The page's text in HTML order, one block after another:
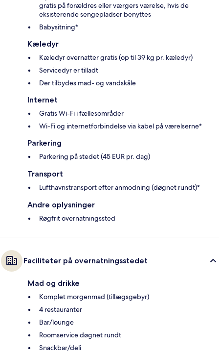
gratis på forældres eller værgers værelse, hvis de
eksisterende sengepladser benyttes
Babysitning*
Kæledyr
Kæledyr overnatter gratis (op til 39 kg pr. kæledyr)
Servicedyr er tilladt
Der tilbydes mad- og vandskåle
Internet
Gratis Wi-Fi i fællesområder
Wi-Fi og internetforbindelse via kabel på værelserne*
Parkering
Parkering på stedet (45 EUR pr. dag)
Transport
Lufthavnstransport efter anmodning (døgnet rundt)*
Andre oplysninger
Røgfrit overnatningssted
Faciliteter på overnatningsstedet
Mad og drikke
Komplet morgenmad (tillægsgebyr)
4 restauranter
Bar/lounge
Roomservice døgnet rundt
Snackbar/deli